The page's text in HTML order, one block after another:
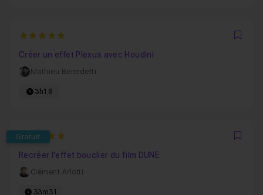
5
Créer un effet Plexus avec Houdini
Mathieu Benedetti
3h18
Gratuit
5
Recréer l'effet bouclier du film DUNE
Clément Arlotti
33m31